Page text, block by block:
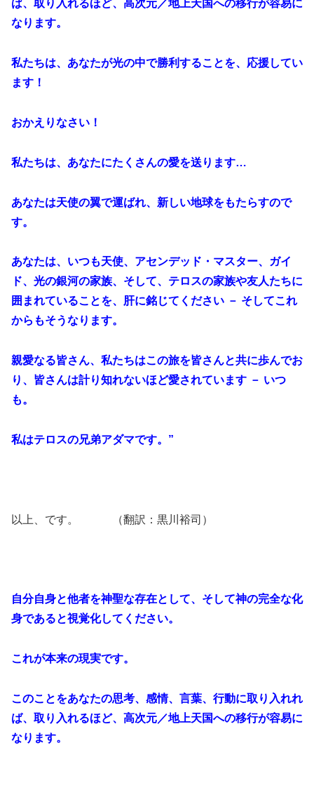
ば、取り入れるほど、高次元／地上天国への移行が容易に
なります。
私たちは、あなたが光の中で勝利することを、応援してい
ます！
おかえりなさい！
私たちは、あなたにたくさんの愛を送ります…
あなたは天使の翼で運ばれ、新しい地球をもたらすので
す。
あなたは、いつも天使、アセンデッド・マスター、ガイ
ド、光の銀河の家族、そして、テロスの家族や友人たちに
囲まれていることを、肝に銘じてください － そしてこれ
からもそうなります。
親愛なる皆さん、私たちはこの旅を皆さんと共に歩んでお
り、皆さんは計り知れないほど愛されています － いつ
も。
私はテロスの兄弟アダマです。”
以上、です。 （翻訳：黒川裕司）
自分自身と他者を神聖な存在として、そして神の完全な化
身であると視覚化してください。
これが本来の現実です。
このことをあなたの思考、感情、言葉、行動に取り入れれ
ば、取り入れるほど、高次元／地上天国への移行が容易に
なります。